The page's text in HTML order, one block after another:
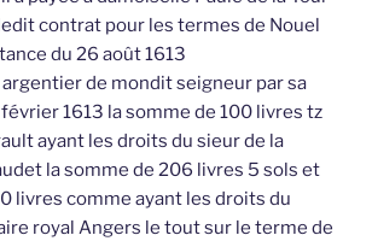
contrat pour les termes de Nouel
du 26 août 1613
argentier de mondit seigneur par sa
1613 la somme de 100 livres tz
ayant les droits du sieur de la
la somme de 206 livres 5 sols et
livres comme ayant les droits du
royal Angers le tout sur le terme de